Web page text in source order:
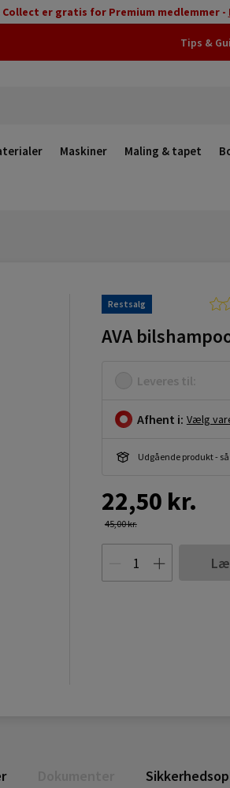
Collect er gratis for Premium medlemmer -
Tips &
Maskiner Maling & tapet
Restsalg
AVA
Leveres til:
Afhent i: Vælg
Udgående produkt -
22,50 kr.
45,00 kr.